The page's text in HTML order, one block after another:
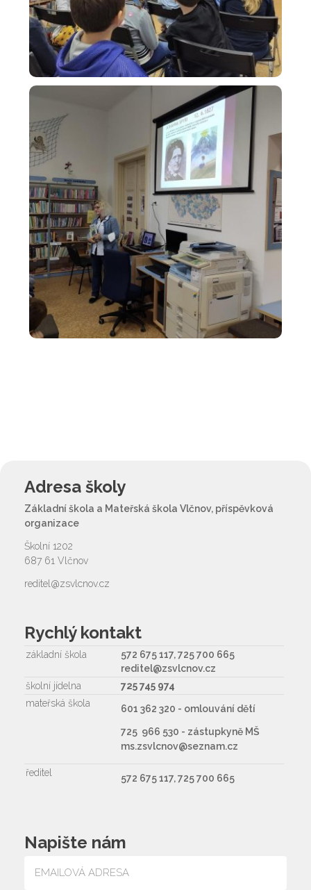
Adresa školy
Základní škola a Mateřská škola Vlčnov, příspěvková
organizace
Školní 1202
687 61 Vlčnov
reditel@zsvlcnov.cz
Rychlý kontakt
základní škola
572 675 117, 725 700 665
reditel@zsvlcnov.cz
školní jídelna
725 745 974
mateřská škola
601 362 320 - omlouvání dětí
725 966 530 - zástupkyně MŠ
ms.zsvlcnov@seznam.cz
ředitel 572 675 117, 725 700 665
Napište nám